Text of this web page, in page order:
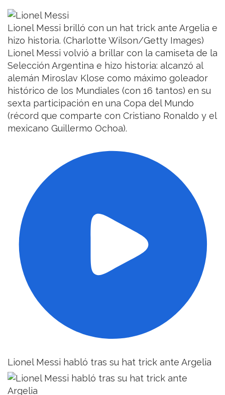
Lionel Messi brilló con un hat trick ante Argelia e
hizo historia. (Charlotte Wilson/Getty Images)
Lionel Messi volvió a brillar con la camiseta de la
Selección Argentina e hizo historia: alcanzó al
alemán Miroslav Klose como máximo goleador
histórico de los Mundiales (con 16 tantos) en su
sexta participación en una Copa del Mundo
(récord que comparte con Cristiano Ronaldo y el
mexicano Guillermo Ochoa).
Lionel Messi habló tras su hat trick ante Argelia